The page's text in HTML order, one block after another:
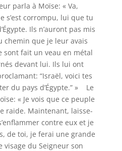
parla à Moïse: « Va,
s’est corrompu, lui que tu
Ils n’auront pas mis
chemin que je leur avais
sont fait un veau en métal
devant lui. Ils lui ont
“Israël, voici tes
du pays d’Égypte.” » Le
« Je vois que ce peuple
raide. Maintenant, laisse-
contre eux et je
de toi, je ferai une grande
visage du Seigneur son